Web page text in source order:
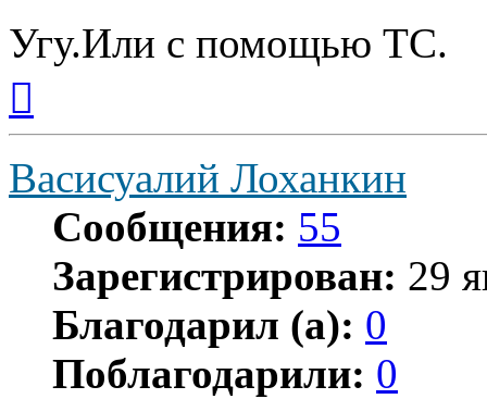
Угу.Или с помощью ТС.
началу
Васисуалий Лоханкин
Сообщения: 55
Зарегистрирован: 29
Благодарил (а): 0
Поблагодарили: 0